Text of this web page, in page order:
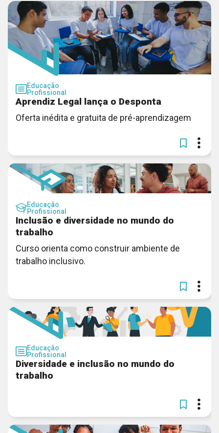
Educação
Profissional
Aprendiz Legal lança o Desponta
Oferta inédita e gratuita de pré-aprendizagem
Educação
Profissional
Inclusão e diversidade no mundo do
trabalho
Curso orienta como construir ambiente de
trabalho inclusivo.
Educação
Profissional
Diversidade e inclusão no mundo do
trabalho